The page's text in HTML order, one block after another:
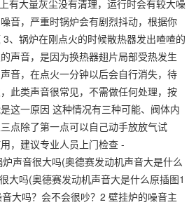
有大量灰尘没有清理，运行时会有较大噪
音，严重时锅炉会有剧烈抖动，根据你
、锅炉在刚点火的时候散热器发出喳喳的
声音，是因为换热器翅片局部受热发生
音，在点火一分钟以后会自行消失，待
此类声音很常见，不需做任何处理，按
这一原因 这种情况有三种可能、阀体内
点除了第一点可以自己动手放放气试
，建议专业人员上门检查 -
声音很大吗(奥德赛发动机声音大是什么
大吗(奥德赛发动机声音大是什么原插图1
大吗？会不会很吵？2 壁挂炉的噪音主